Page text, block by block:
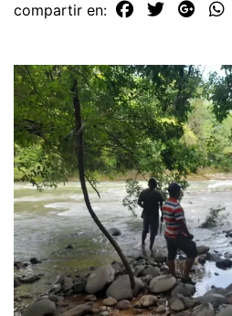
compartir en: